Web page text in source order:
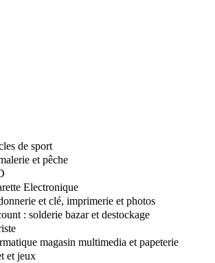
de sport
et pêche
Electronique
et clé, imprimerie et photos
: solderie bazar et destockage
magasin multimedia et papeterie
et jeux